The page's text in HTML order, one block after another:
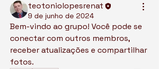
teotoniolopesrenat
9 de junho de 2024
Bem-vindo ao grupo! Você pode se
conectar com outros membros,
receber atualizações e compartilhar
fotos.